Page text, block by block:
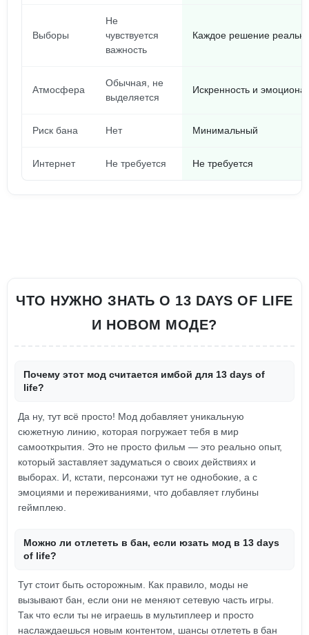
Выборы
Не
чувствуется
важность
Каждое решение
Атмосфера
Обычная, не
выделяется
Искренность и
Риск бана Нет Минимальный
Интернет Не требуется Не требуется
ЧТО НУЖНО ЗНАТЬ О 13 DAYS OF LIFE
И НОВОМ МОДЕ?
Почему этот мод считается имбой для 13 days of
life?
Да ну, тут всё просто! Мод добавляет уникальную
сюжетную линию, которая погружает тебя в мир
самооткрытия. Это не просто фильм — это реально опыт,
который заставляет задуматься о своих действиях и
выборах. И, кстати, персонажи тут не однобокие, а с
эмоциями и переживаниями, что добавляет глубины
геймплею.
Можно ли отлететь в бан, если юзать мод в 13 days
of life?
Тут стоит быть осторожным. Как правило, моды не
вызывают бан, если они не меняют сетевую часть игры.
Так что если ты не играешь в мультиплеер и просто
наслаждаешься новым контентом, шансы отлететь в бан